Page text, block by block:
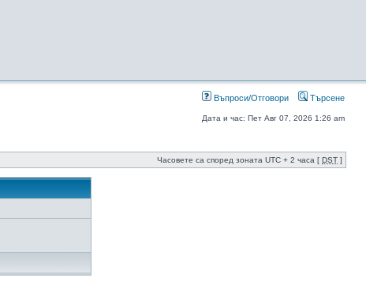
Въпроси/Отговори Търсене
Дата и час: Пет Авг 07, 2026 1:26 am
Часовете са според зоната UTC + 2 часа [ DST ]